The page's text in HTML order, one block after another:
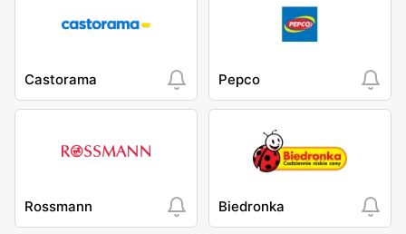
Castorama Pepco
Rossmann Biedronka